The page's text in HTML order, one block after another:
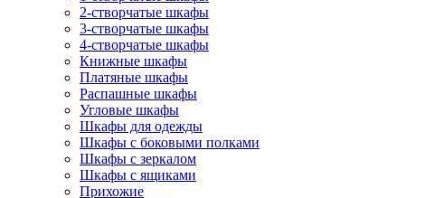
2-створчатые шкафы
3-створчатые шкафы
4-створчатые шкафы
Книжные шкафы
Платяные шкафы
Распашные шкафы
Угловые шкафы
Шкафы для одежды
Шкафы с боковыми полками
Шкафы с зеркалом
Шкафы с ящиками
Прихожие